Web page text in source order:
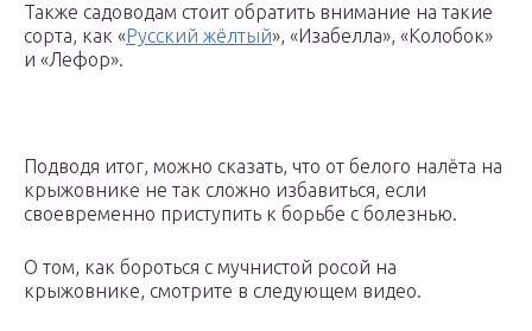
Также садоводам стоит обратить внимание на такие
сорта, как «Русский жёлтый», «Изабелла», «Колобок»
и «Лефор».
Подводя итог, можно сказать, что от белого налёта на
крыжовнике не так сложно избавиться, если
своевременно приступить к борьбе с болезнью.
О том, как бороться с мучнистой росой на
крыжовнике, смотрите в следующем видео.